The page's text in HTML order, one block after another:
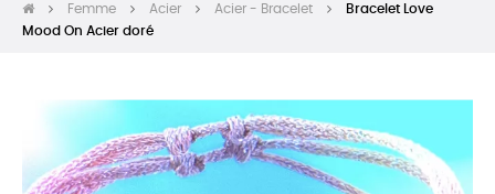
Femme Acier Acier - Bracelet
Bracelet Love
Mood On Acier doré